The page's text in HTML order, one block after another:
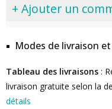
+ Ajouter un
Modes de livraison
Tableau des livraisons :
livraison gratuite selon la
détails